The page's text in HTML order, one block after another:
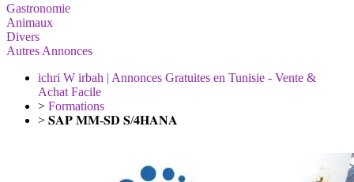
Gastronomie
Animaux
Divers
Autres Annonces
ichri W irbah | Annonces Gratuites en Tunisie - Vente &
Achat Facile
> Formations
> 𝐒𝐀𝐏 𝐌𝐌-𝐒𝐃 𝐒/𝟒𝐇𝐀𝐍𝐀